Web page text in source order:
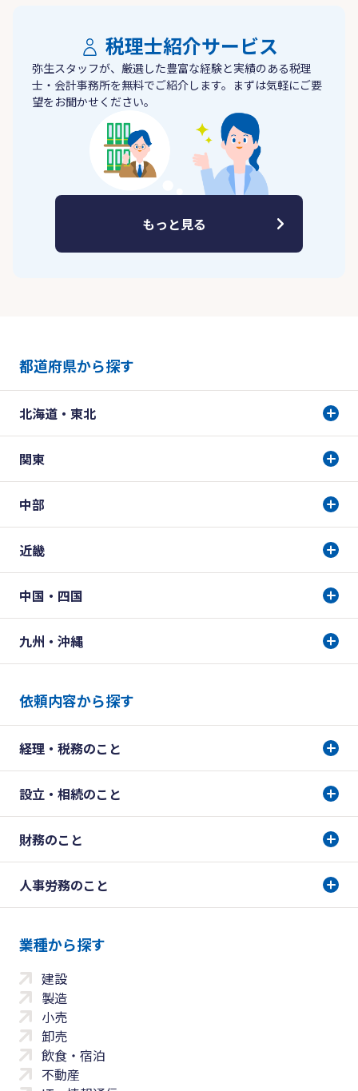
税理士紹介サービス
弥生スタッフが、厳選した豊富な経験と実績のある税理
士・会計事務所を無料でご紹介します。まずは気軽にご要
望をお聞かせください。
もっと見る
都道府県から探す
北海道・東北
関東
中部
近畿
中国・四国
九州・沖縄
依頼内容から探す
経理・税務のこと
設立・相続のこと
財務のこと
人事労務のこと
業種から探す
建設
製造
小売
卸売
飲食・宿泊
不動産